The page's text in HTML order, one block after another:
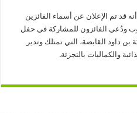
قد تم الإعلان عن أسماء الفائزين
ودُعي الفائزون للمشاركة في حفل
داود القابضة، التي تمتلك وتدير
والكماليات بالتجزئة.